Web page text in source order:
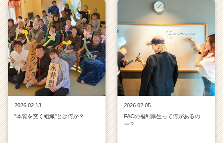
2026.02.13
"本質を突く組織"とは何か？
2026.02.05
FACの福利厚生って何があるの
ー？